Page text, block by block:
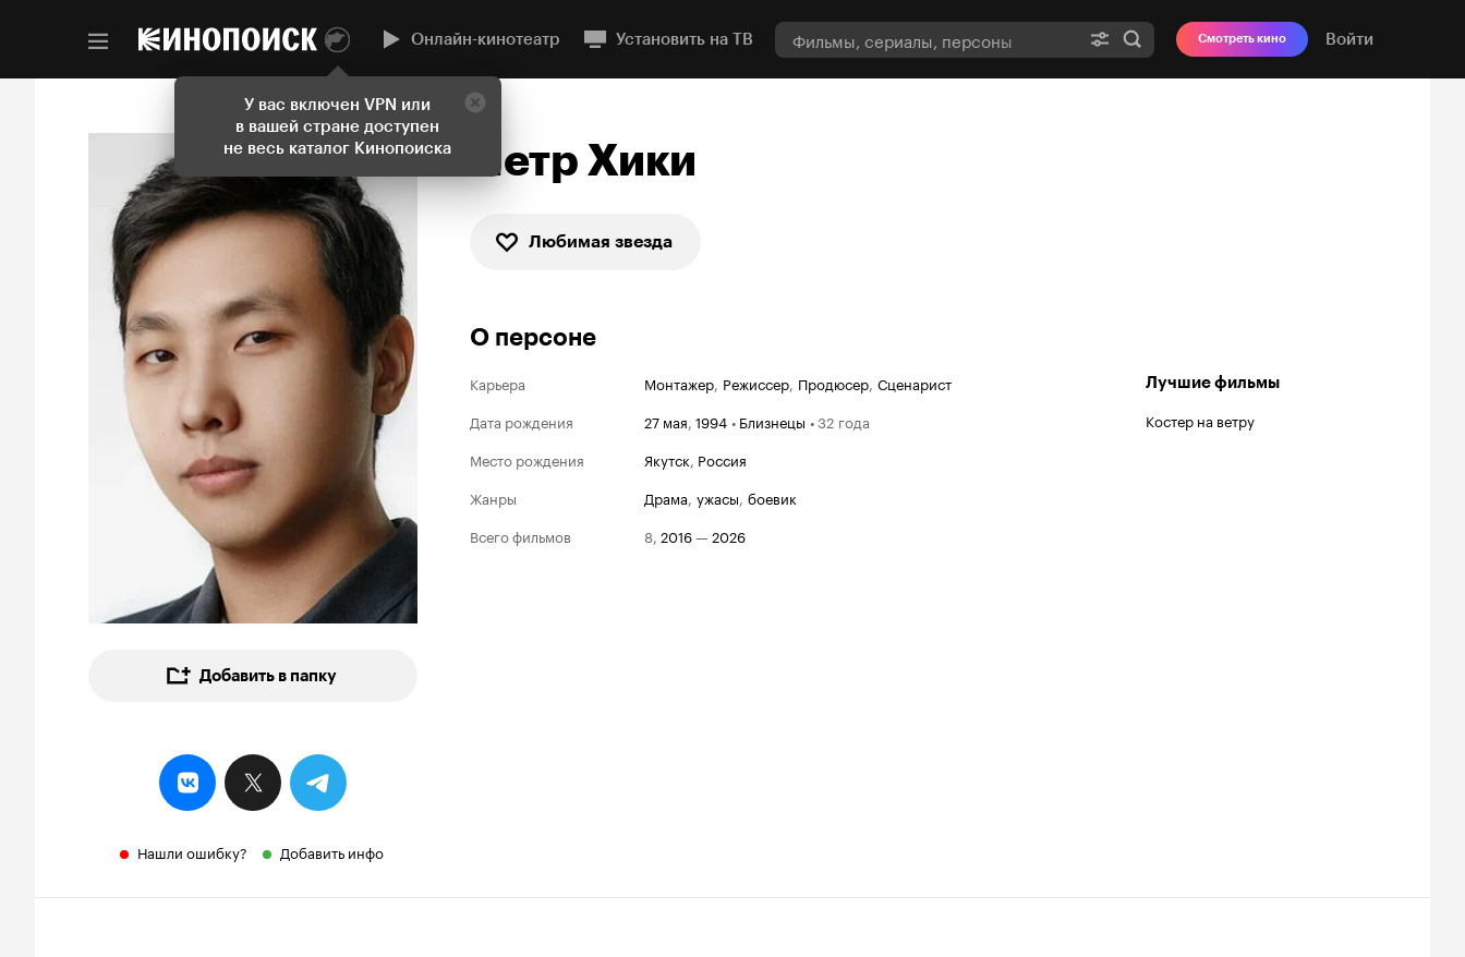
У вас включен VPN или
в вашей стране доступен
не весь каталог Кинопоиска
Онлайн-кинотеатр Установить на ТВ Смотреть кино Войти
Добавить в папку
Нашли ошибку? Добавить инфо
Петр Хики
Любимая звезда
О персоне
Карьера Монтажер, Режиссер, Продюсер, Сценарист
Дата рождения
27 мая, 1994 • Близнецы •32 года
Место рождения
Якутск, Россия
Жанры
драма, ужасы, боевик
Всего фильмов
8, 2016— 2026
Лучшие фильмы
Костер на ветру